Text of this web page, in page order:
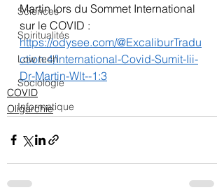
Sciences
Spiritualités
Low tech
Sociologie
Informatique
Martin lors du Sommet International
sur le COVID :
https://odysee.com/@ExcaliburTradu
ction:4/International-Covid-Sumit-Iii-
Dr-Martin-Wlt--1:3
COVID
Oligarchie